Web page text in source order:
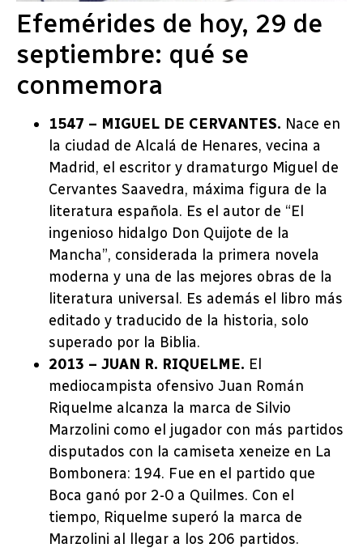
Efemérides de hoy, 29 de
septiembre: qué se
conmemora
1547 – MIGUEL DE CERVANTES. Nace en
la ciudad de Alcalá de Henares, vecina a
Madrid, el escritor y dramaturgo Miguel de
Cervantes Saavedra, máxima figura de la
literatura española. Es el autor de “El
ingenioso hidalgo Don Quijote de la
Mancha”, considerada la primera novela
moderna y una de las mejores obras de la
literatura universal. Es además el libro más
editado y traducido de la historia, solo
superado por la Biblia.
2013 – JUAN R. RIQUELME. El
mediocampista ofensivo Juan Román
Riquelme alcanza la marca de Silvio
Marzolini como el jugador con más partidos
disputados con la camiseta xeneize en La
Bombonera: 194. Fue en el partido que
Boca ganó por 2-0 a Quilmes. Con el
tiempo, Riquelme superó la marca de
Marzolini al llegar a los 206 partidos.